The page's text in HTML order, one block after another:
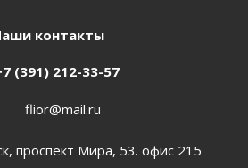
контакты
(391) 212-33-57
flior@mail.ru
проспект Мира, 53. офис 215